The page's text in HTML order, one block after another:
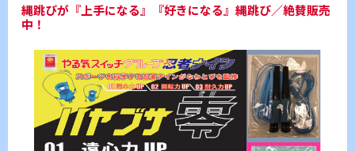
縄跳びが『上手になる』『好きになる』縄跳び／絶賛販売
中！